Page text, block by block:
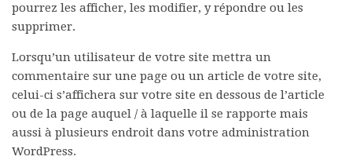
pourrez les afficher, les modifier, y répondre ou les
supprimer.
Lorsqu’un utilisateur de votre site mettra un
commentaire sur une page ou un article de votre site,
celui-ci s’affichera sur votre site en dessous de l’article
ou de la page auquel / à laquelle il se rapporte mais
aussi à plusieurs endroit dans votre administration
WordPress.